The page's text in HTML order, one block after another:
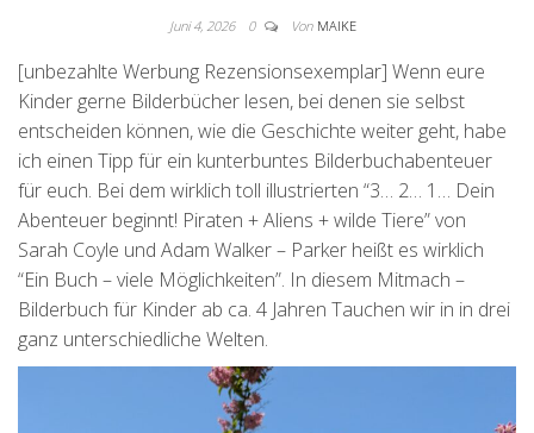
Juni 4, 2026 0 Von MAIKE
[unbezahlte Werbung Rezensionsexemplar] Wenn eure
Kinder gerne Bilderbücher lesen, bei denen sie selbst
entscheiden können, wie die Geschichte weiter geht, habe
ich einen Tipp für ein kunterbuntes Bilderbuchabenteuer
für euch. Bei dem wirklich toll illustrierten “3… 2… 1… Dein
Abenteuer beginnt! Piraten + Aliens + wilde Tiere” von
Sarah Coyle und Adam Walker – Parker heißt es wirklich
“Ein Buch – viele Möglichkeiten”. In diesem Mitmach –
Bilderbuch für Kinder ab ca. 4 Jahren Tauchen wir in in drei
ganz unterschiedliche Welten.